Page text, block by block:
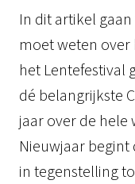
In dit artikel
moet weten over
het Lentefestival
dé belangrijkste
jaar over de hele
Nieuwjaar
in tegenstelling